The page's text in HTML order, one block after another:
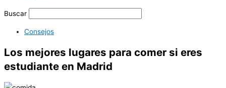
Buscar
Consejos
Los mejores lugares para comer si eres
estudiante en Madrid